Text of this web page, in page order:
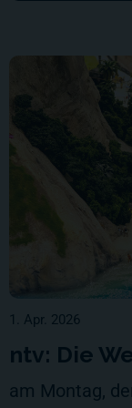
1. Apr. 2026
ntv: Die
am Montag,